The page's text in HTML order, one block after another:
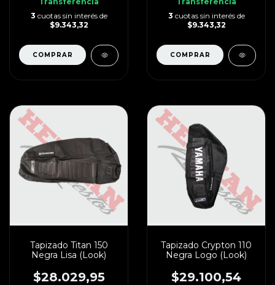
3 cuotas sin interés de
$9.343,32
3 cuotas sin interés de
$9.343,32
Tapizado Titan 150
Negra Lisa (Look)
$28.029,95
Tapizado Crypton 110
Negra Logo (Look)
$29.100,54